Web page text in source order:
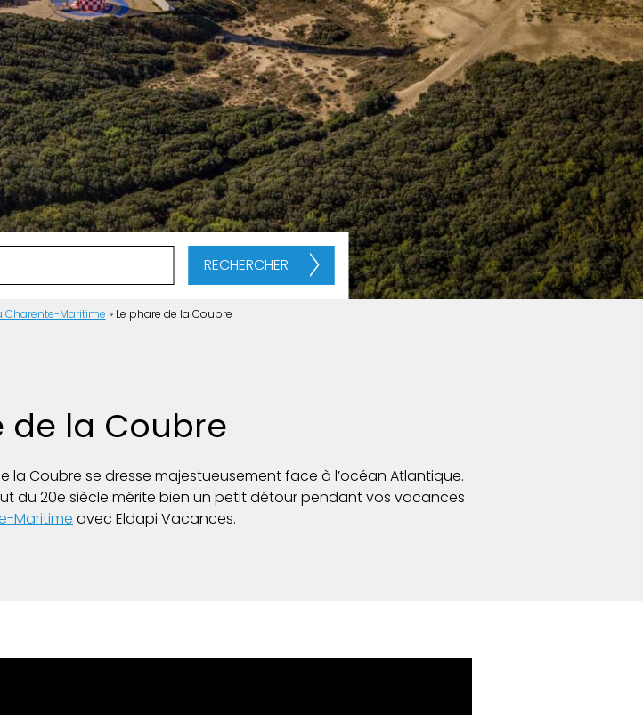
RECHERCHER
Charente-Maritime » Le phare de la Coubre
de la Coubre
la Coubre se dresse majestueusement face à l’océan Atlantique.
du 20e siècle mérite bien un petit détour pendant vos vacances
Maritime avec Eldapi Vacances.